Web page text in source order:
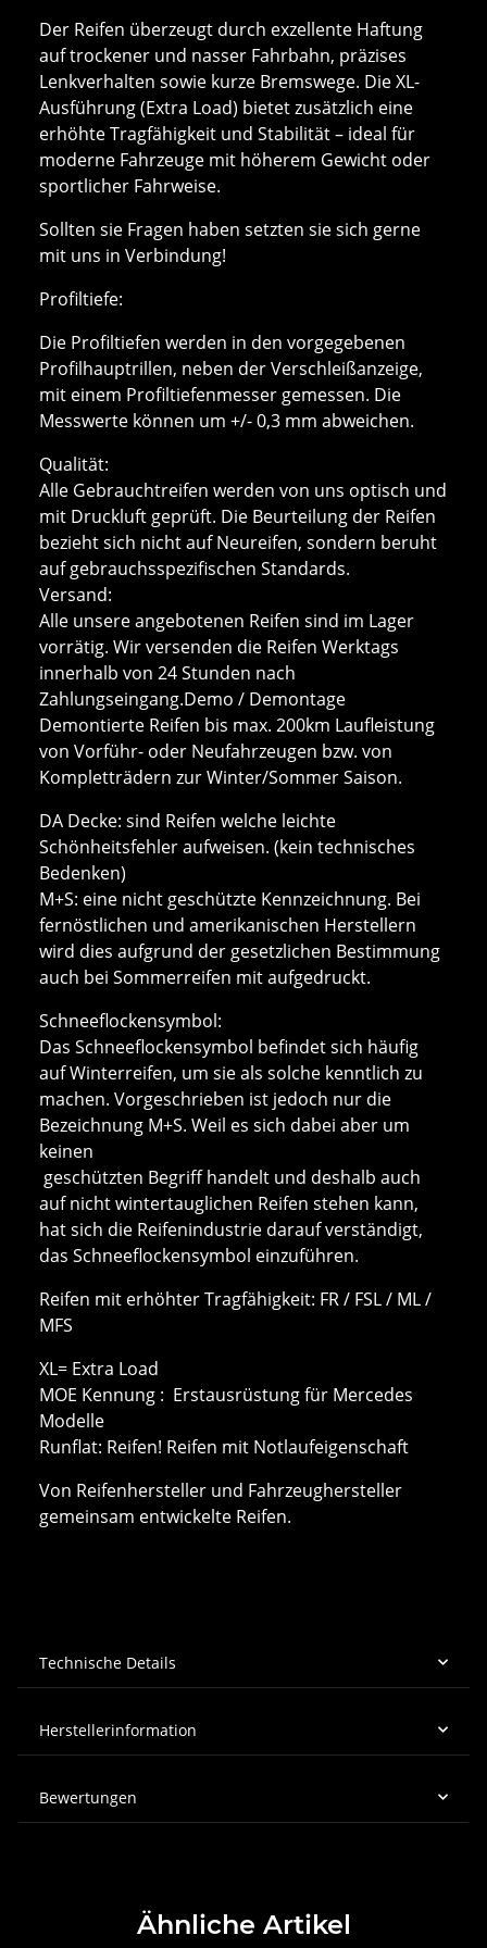
Der Reifen überzeugt durch exzellente Haftung
auf trockener und nasser Fahrbahn, präzises
Lenkverhalten sowie kurze Bremswege. Die XL-
Ausführung (Extra Load) bietet zusätzlich eine
erhöhte Tragfähigkeit und Stabilität – ideal für
moderne Fahrzeuge mit höherem Gewicht oder
sportlicher Fahrweise.
Sollten sie Fragen haben setzten sie sich gerne
mit uns in Verbindung!
Profiltiefe:
Die Profiltiefen werden in den vorgegebenen
Profilhauptrillen, neben der Verschleißanzeige,
mit einem Profiltiefenmesser gemessen. Die
Messwerte können um +/- 0,3 mm abweichen.
Qualität:
Alle Gebrauchtreifen werden von uns optisch und
mit Druckluft geprüft. Die Beurteilung der Reifen
bezieht sich nicht auf Neureifen, sondern beruht
auf gebrauchsspezifischen Standards.
Versand:
Alle unsere angebotenen Reifen sind im Lager
vorrätig. Wir versenden die Reifen Werktags
innerhalb von 24 Stunden nach
Zahlungseingang.Demo / Demontage
Demontierte Reifen bis max. 200km Laufleistung
von Vorführ- oder Neufahrzeugen bzw. von
Kompletträdern zur Winter/Sommer Saison.
DA Decke: sind Reifen welche leichte
Schönheitsfehler aufweisen. (kein technisches
Bedenken)
M+S: eine nicht geschützte Kennzeichnung. Bei
fernöstlichen und amerikanischen Herstellern
wird dies aufgrund der gesetzlichen Bestimmung
auch bei Sommerreifen mit aufgedruckt.
Schneeflockensymbol:
Das Schneeflockensymbol befindet sich häufig
auf Winterreifen, um sie als solche kenntlich zu
machen. Vorgeschrieben ist jedoch nur die
Bezeichnung M+S. Weil es sich dabei aber um
keinen
geschützten Begriff handelt und deshalb auch
auf nicht wintertauglichen Reifen stehen kann,
hat sich die Reifenindustrie darauf verständigt,
das Schneeflockensymbol einzuführen.
Reifen mit erhöhter Tragfähigkeit: FR / FSL / ML /
MFS
XL= Extra Load
MOE Kennung : Erstausrüstung für Mercedes
Modelle
Runflat: Reifen! Reifen mit Notlaufeigenschaft
Von Reifenhersteller und Fahrzeughersteller
gemeinsam entwickelte Reifen.
Technische Details
Herstellerinformation
Bewertungen
Ähnliche Artikel